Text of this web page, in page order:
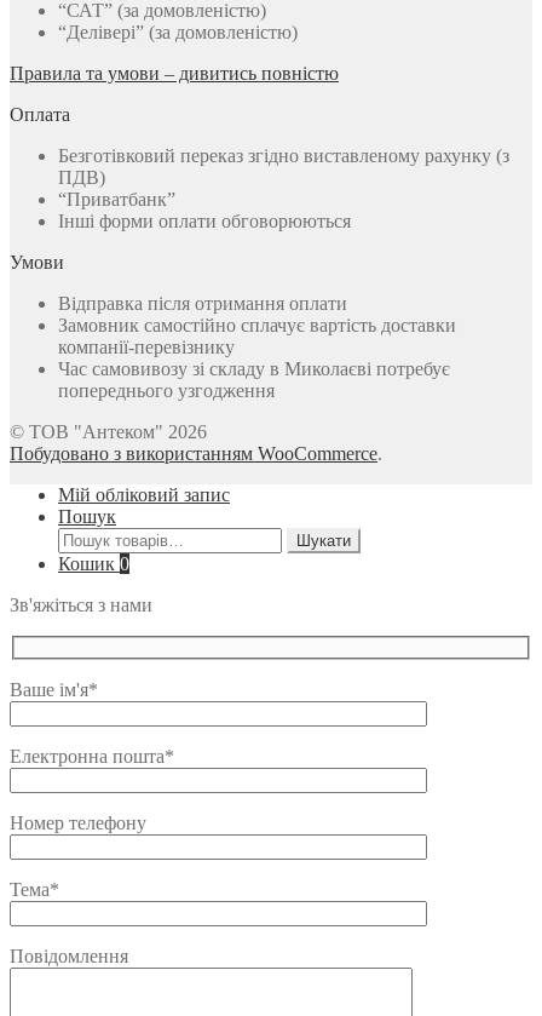
“САТ” (за домовленістю)
“Делівері” (за домовленістю)
Правила та умови – дивитись повністю
Оплата
Безготівковий переказ згідно виставленому рахунку (з
ПДВ)
“Приватбанк”
Інші форми оплати обговорюються
Умови
Відправка після отримання оплати
Замовник самостійно сплачує вартість доставки
компанії-перевізнику
Час самовивозу зі складу в Миколаєві потребує
попереднього узгодження
© ТОВ "Антеком" 2026
Побудовано з використанням WooCommerce.
Мій обліковий запис
Пошук
Шукати:
Шукати
Кошик 0
Зв'яжіться з нами
Ваше ім'я*
Електронна пошта*
Номер телефону
Тема*
Повідомлення